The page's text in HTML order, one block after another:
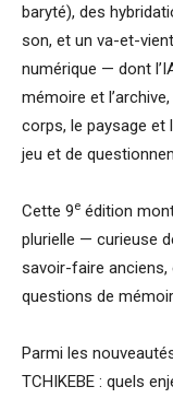
baryté), des
son, et un va-et-
numérique — dont
mémoire et
corps, le paysage et
jeu et de
Cette 9e édition
plurielle — curieuse
savoir-faire
questions de
Parmi les
TCHIKEBE : quels